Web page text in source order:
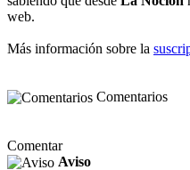
web.
Más información sobre la
Comentarios
Comentar
Aviso